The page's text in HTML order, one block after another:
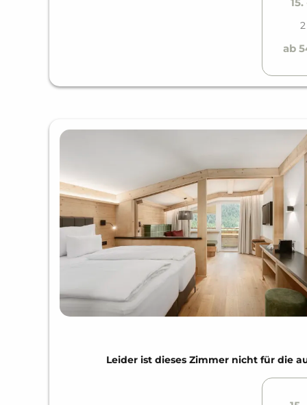
ab
Leider ist dieses Zimmer nicht für die